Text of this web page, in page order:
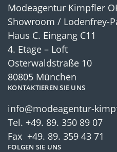
Modeagentur Kimpfler
Showroom / Lodenfrey-
Haus C. Eingang C11
4. Etage – Loft
Osterwaldstraße 10
80805 München
KONTAKTIEREN SIE UNS
info@modeagentur-
Tel. +49. 89. 350 89 07
Fax +49. 89. 359 43 71
FOLGEN SIE UNS